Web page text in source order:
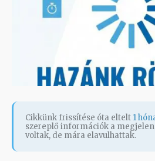
Cikkünk frissítése óta eltelt 1
szereplő információk a
voltak, de mára elavulhattak.